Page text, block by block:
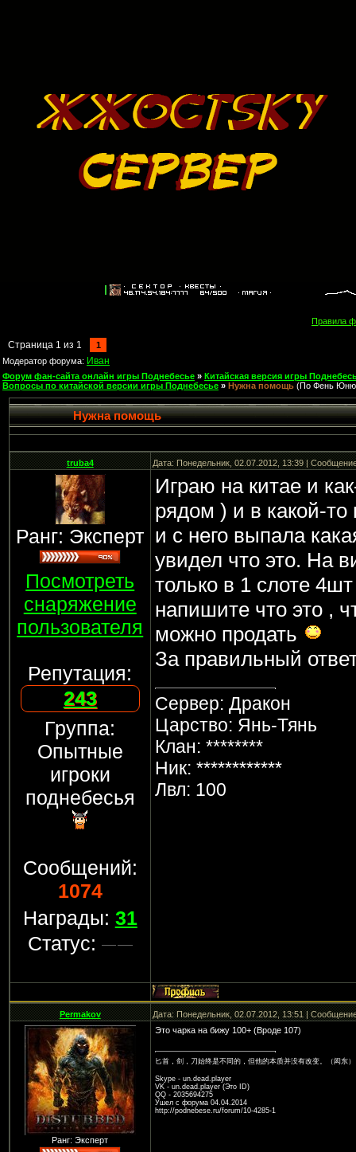
Правила
Страница 1 из 1
1
Модератор форума: Иван
Форум фан-сайта онлайн игры Поднебесье » Китайская версия игры
Вопросы по китайской версии игры Поднебесье » Нужна помощь (По Фень
Нужна помощь
truba4 Дата: Понедельник, 02.07.2012, 13:39 |
Ранг: Эксперт
Посмотреть
снаряжение
пользователя
Репутация:
243
Группа:
Опытные
игроки
поднебесья
Сообщений:
1074
Награды: 31
Статус:
Играю на китае и
рядом ) и в какой-
и с него выпала
увидел что это. На
только в 1 слоте
напишите что это ,
можно продать
За правильный
Сервер: Дракон
Царство: Янь-Тянь
Клан: ********
Ник: ************
Лвл: 100
Permakov Дата: Понедельник, 02.07.2012, 13:51 |
Ранг: Эксперт
Это чарка на бижу 100+ (Вроде 107)
匕首，剑，刀始终是不同的，但他的本质并没有改变。（闳东）
Skype - un.dead.player
VK - un.dead.player (Это ID)
QQ - 2035694275
Ушел с форума 04.04.2014
http://podnebese.ru/forum/10-4285-1